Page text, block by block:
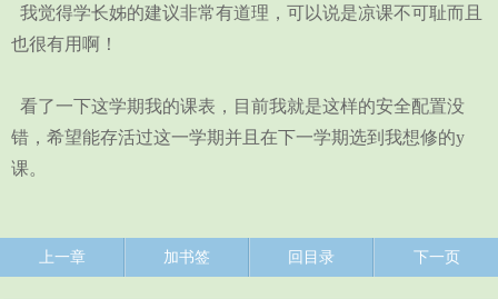
我觉得学长姊的建议非常有道理，可以说是凉课不可耻而且
也很有用啊！
看了一下这学期我的课表，目前我就是这样的安全配置没
错，希望能存活过这一学期并且在下一学期选到我想修的y
课。
上一章 加书签 回目录 下一页